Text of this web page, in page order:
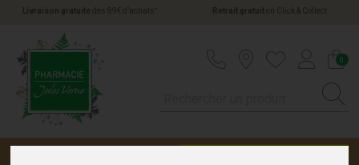
Livraison gratuite dès 89€ d’achats * Retrait gratuiten Click & Collect
0